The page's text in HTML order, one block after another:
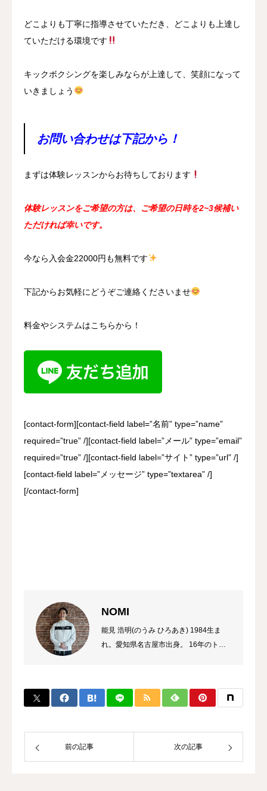
どこよりも丁寧に指導させていただき、どこよりも上達し
ていただける環境です
キックボクシングを楽しみならが上達して、笑顔になって
いきましょう
お問い合わせは下記から！
まずは体験レッスンからお待ちしております
体験レッスンをご希望の方は、ご希望の日時を2~3候補い
ただければ幸いです。
今なら入会金22000円も無料です
下記からお気軽にどうぞご連絡くださいませ
料金やシステムはこちらから！
[contact-form][contact-field label=”名前” type=”name”
required=”true” /][contact-field label=”メール” type=”email”
required=”true” /][contact-field label=”サイト” type=”url” /]
[contact-field label=”メッセージ” type=”textarea” /]
[/contact-form]
NOMI
能見 浩明(のうみ ひろあき) 1984生ま
れ。愛知県名古屋市出身。 16年のトレ
のプロ選手の試合経験などから初心者か
ら選手まで、高い指導力に定評があり、
キックボクシング界初のコンサルタント
として、ジム運営やトレーナー育成にも
前の記事 次の記事